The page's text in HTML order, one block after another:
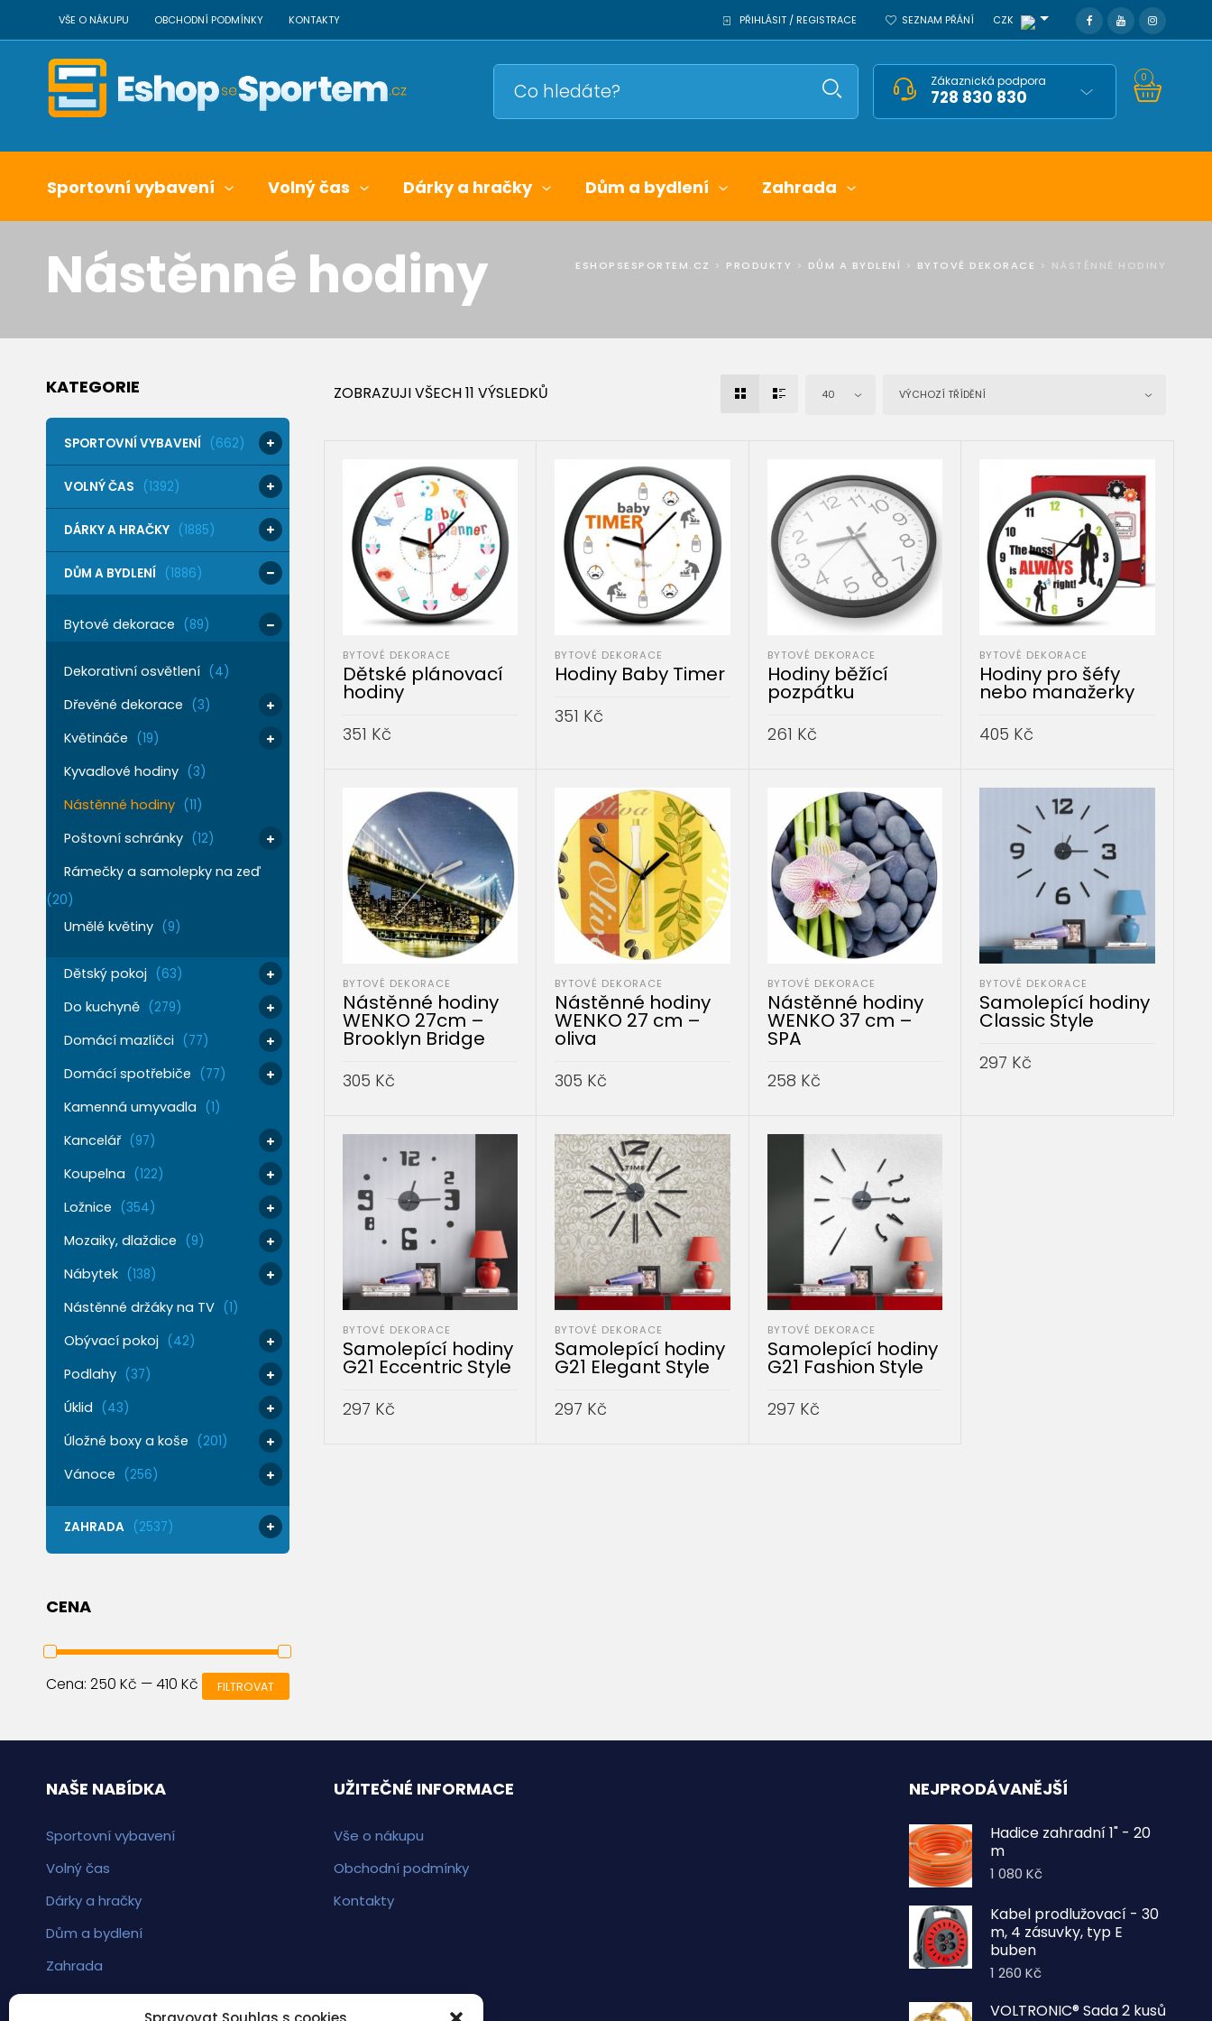
VŠE O NÁKUPU OBCHODNÍ PODMÍNKY KONTAKTY PŘIHLÁSIT / REGISTRACE SEZNAM PŘÁNÍ CZK
Zákaznická podpora
728 830 830
0
Sportovní vybavení Volný čas Dárky a hračky Dům a bydlení Zahrada
ESHOPSESPORTEM.CZ > PRODUKTY > DŮM A BYDLENÍ > BYTOVÉ DEKORACE > NÁSTĚNNÉ HODINY
Nástěnné hodiny
KATEGORIE
SPORTOVNÍ VYBAVENÍ (662)
VOLNÝ ČAS (1392)
DÁRKY A HRAČKY (1885)
DŮM A BYDLENÍ (1886)
Bytové dekorace (89)
Dekorativní osvětlení (4)
Dřevěné dekorace (3)
Květináče (19)
Kyvadlové hodiny (3)
Nástěnné hodiny (11)
Poštovní schránky (12)
Rámečky a samolepky na zeď
(20)
Umělé květiny (9)
Dětský pokoj (63)
Do kuchyně (279)
Domácí mazlíčci (77)
Domácí spotřebiče (77)
Kamenná umyvadla (1)
Kancelář (97)
Koupelna (122)
Ložnice (354)
Mozaiky, dlaždice (9)
Nábytek (138)
Nástěnné držáky na TV (1)
Obývací pokoj (42)
Podlahy (37)
Úklid (43)
Úložné boxy a koše (201)
Vánoce (256)
ZAHRADA (2537)
CENA
FILTROVAT
Cena: 250 Kč —410 Kč
ZOBRAZUJI VŠECH 11 VÝSLEDKŮ 40 VÝCHOZÍ TŘÍDĚNÍ
BYTOVÉ DEKORACE
Dětské plánovací
hodiny
351 Kč
BYTOVÉ DEKORACE
Hodiny Baby Timer
351 Kč
BYTOVÉ DEKORACE
Hodiny běžící
pozpátku
261 Kč
BYTOVÉ DEKORACE
Hodiny pro šéfy
nebo manažerky
405 Kč
BYTOVÉ DEKORACE
Nástěnné hodiny
WENKO 27cm –
Brooklyn Bridge
305 Kč
BYTOVÉ DEKORACE
Nástěnné hodiny
WENKO 27 cm –
oliva
305 Kč
BYTOVÉ DEKORACE
Nástěnné hodiny
WENKO 37 cm –
SPA
258 Kč
BYTOVÉ DEKORACE
Samolepící hodiny
Classic Style
297 Kč
BYTOVÉ DEKORACE
Samolepící hodiny
G21 Eccentric Style
297 Kč
BYTOVÉ DEKORACE
Samolepící hodiny
G21 Elegant Style
297 Kč
BYTOVÉ DEKORACE
Samolepící hodiny
G21 Fashion Style
297 Kč
NAŠE NABÍDKA
Sportovní vybavení
Volný čas
Dárky a hračky
Dům a bydlení
Zahrada
UŽITEČNÉ INFORMACE
Vše o nákupu
Obchodní podmínky
Kontakty
NEJPRODÁVANĚJŠÍ
Hadice zahradní 1" - 20
m
1 080 Kč
Kabel prodlužovací - 30
m, 4 zásuvky, typ E
buben
1 260 Kč
VOLTRONIC® Sada 2 kusů